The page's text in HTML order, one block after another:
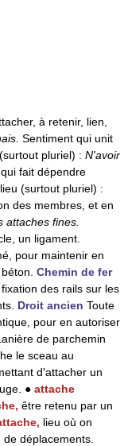
à retenir, lien,
Sentiment qui unit
pluriel) : N'avoir
fait dépendre
(surtout pluriel) :
des membres, et en
attaches fines.
un ligament.
pour maintenir en
Chemin de fer
des rails sur les
Droit ancien Toute
pour en autoriser
de parchemin
le sceau au
d'attacher un
● attache
être retenu par un
lieu où on
déplacements.